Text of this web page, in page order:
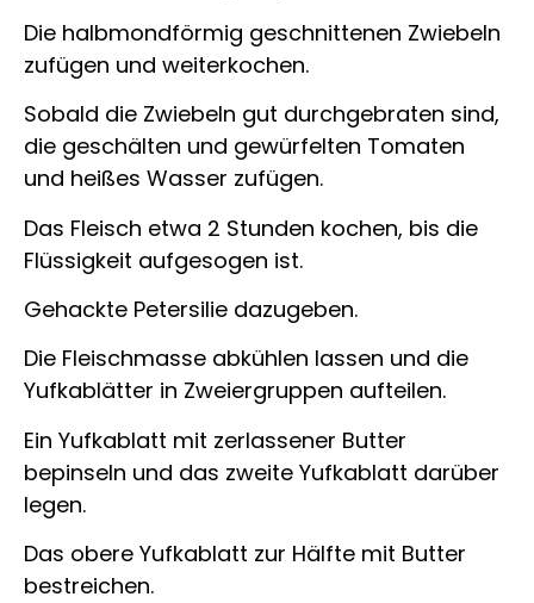
Die halbmondförmig geschnittenen Zwiebeln
zufügen und weiterkochen.
Sobald die Zwiebeln gut durchgebraten sind,
die geschälten und gewürfelten Tomaten
und heißes Wasser zufügen.
Das Fleisch etwa 2 Stunden kochen, bis die
Flüssigkeit aufgesogen ist.
Gehackte Petersilie dazugeben.
Die Fleischmasse abkühlen lassen und die
Yufkablätter in Zweiergruppen aufteilen.
Ein Yufkablatt mit zerlassener Butter
bepinseln und das zweite Yufkablatt darüber
legen.
Das obere Yufkablatt zur Hälfte mit Butter
bestreichen.